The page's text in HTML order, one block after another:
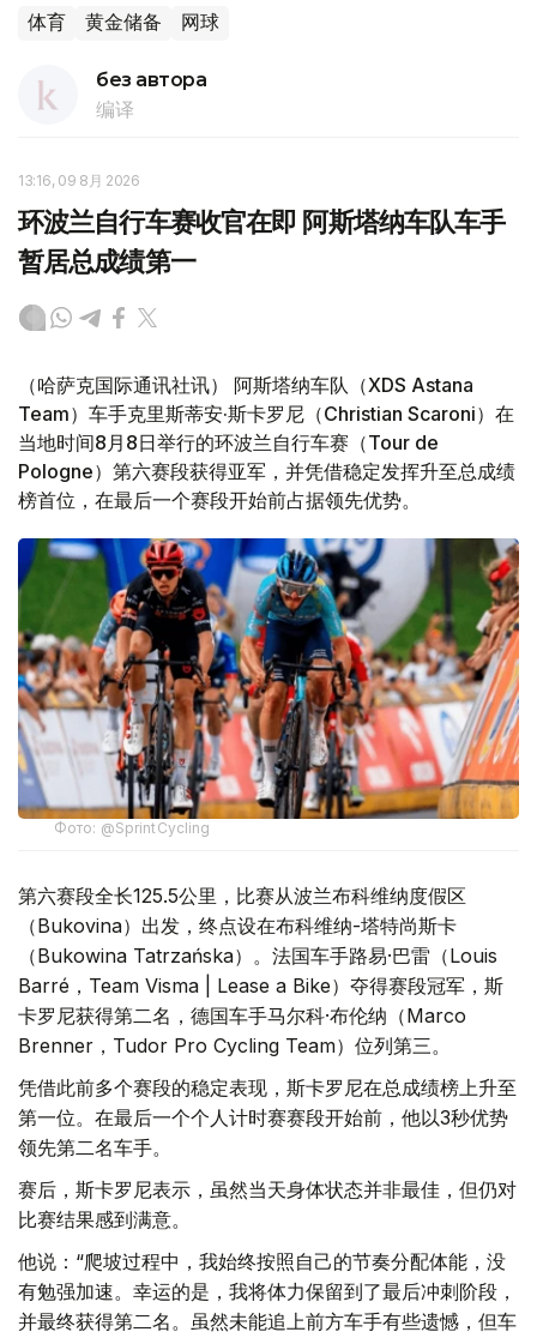
体育 黄金储备 网球
без автора
编译
13:16, 09 8月 2026
环波兰自行车赛收官在即 阿斯塔纳车队车手
暂居总成绩第一
（哈萨克国际通讯社讯） 阿斯塔纳车队（XDS Astana
Team）车手克里斯蒂安·斯卡罗尼（Christian Scaroni）在
当地时间8月8日举行的环波兰自行车赛（Tour de
Pologne）第六赛段获得亚军，并凭借稳定发挥升至总成绩
榜首位，在最后一个赛段开始前占据领先优势。
Фото: @SprintCycling
第六赛段全长125.5公里，比赛从波兰布科维纳度假区
（Bukovina）出发，终点设在布科维纳-塔特尚斯卡
（Bukowina Tatrzańska）。法国车手路易·巴雷（Louis
Barré，Team Visma | Lease a Bike）夺得赛段冠军，斯
卡罗尼获得第二名，德国车手马尔科·布伦纳（Marco
Brenner，Tudor Pro Cycling Team）位列第三。
凭借此前多个赛段的稳定表现，斯卡罗尼在总成绩榜上升至
第一位。在最后一个个人计时赛赛段开始前，他以3秒优势
领先第二名车手。
赛后，斯卡罗尼表示，虽然当天身体状态并非最佳，但仍对
比赛结果感到满意。
他说：“爬坡过程中，我始终按照自己的节奏分配体能，没
有勉强加速。幸运的是，我将体力保留到了最后冲刺阶段，
并最终获得第二名。虽然未能追上前方车手有些遗憾，但车